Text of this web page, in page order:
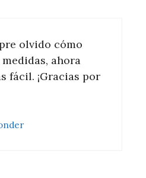
olvido cómo
ahora
fácil. ¡Gracias por